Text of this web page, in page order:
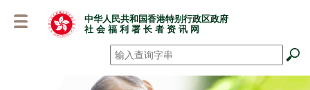
中华人民共和国香港特别行政区政府
社 会 福 利 署 长 者 资 讯 网
搜寻 *